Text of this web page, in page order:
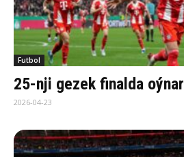
Futbol
25-nji gezek finalda oýnar
2026-04-23